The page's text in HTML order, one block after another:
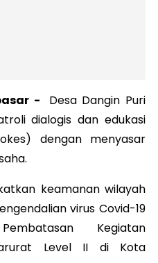
- Desa Dangin Puri
dialogis dan edukasi
dengan menyasar
keamanan wilayah
virus Covid-19
Kegiatan
Level II di Kota